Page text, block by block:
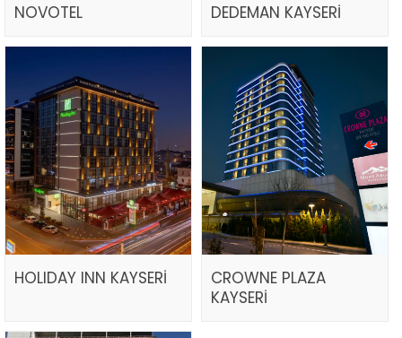
NOVOTEL DEDEMAN KAYSERİ
HOLIDAY INN KAYSERİ
CROWNE PLAZA
KAYSERİ